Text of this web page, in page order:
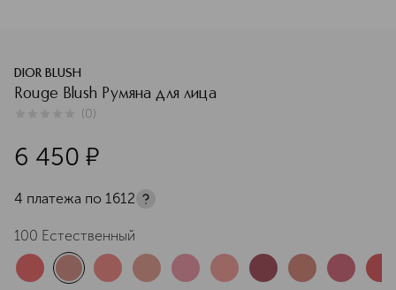
DIOR BLUSH
Rouge Blush Румяна для лица
(0)
6 450 ¤
4 платежа по 1612
100 Естественный